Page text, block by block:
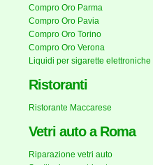
Compro Oro Parma
Compro Oro Pavia
Compro Oro Torino
Compro Oro Verona
Liquidi per sigarette elettroniche
Ristoranti
Ristorante Maccarese
Vetri auto a Roma
Riparazione vetri auto